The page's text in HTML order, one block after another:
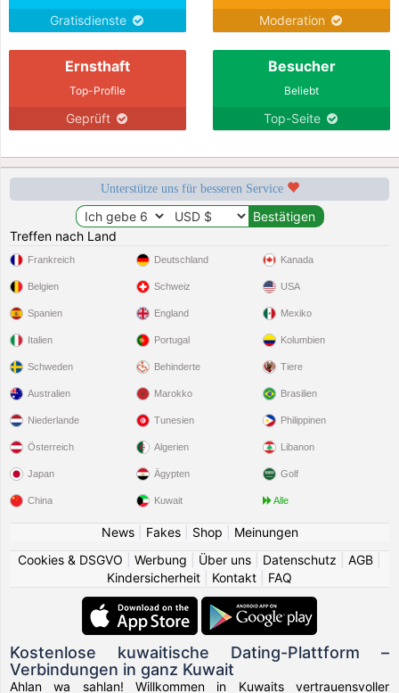
Gratisdienste Moderation
Ernsthaft
Top-Profile
Geprüft
Besucher
Beliebt
Top-Seite
Unterstütze uns für besseren Service
Treffen nach Land
Frankreich
Belgien
Spanien
Italien
Schweden
Deutschland
Schweiz
England
Portugal
Behinderte
Kanada
USA
Mexiko
Kolumbien
Tiere
Australien
Niederlande
Österreich
Japan
China
Marokko
Tunesien
Algerien
Ägypten
Kuwait
Brasilien
Philippinen
Libanon
Golf
Alle
News| Fakes| Shop
Meinungen
Cookies & DSGVO
Werbung Über uns Datenschutz AGB
Kindersicherheit
Kontakt FAQ
Kostenlose kuwaitische Dating-Plattform –
Verbindungen in ganz Kuwait
Ahlan wa sahlan! Willkommen in Kuwaits vertrauensvoller